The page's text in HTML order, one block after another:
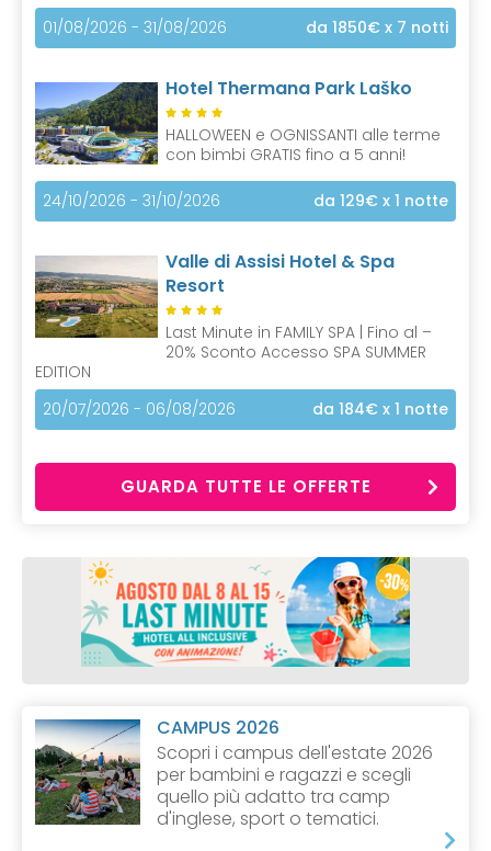
01/08/2026 - 31/08/2026 da 1850€ x 7 notti
Hotel Thermana Park Laško
HALLOWEEN e OGNISSANTI alle terme
con bimbi GRATIS fino a 5 anni!
24/10/2026 - 31/10/2026 da 129€ x 1 notte
Valle di Assisi Hotel & Spa
Resort
Last Minute in FAMILY SPA | Fino al –
20% Sconto Accesso SPA SUMMER
EDITION
20/07/2026 - 06/08/2026
da 184€ x 1 notte
GUARDA TUTTE LE OFFERTE
CAMPUS 2026
Scopri i campus dell'estate 2026
per bambini e ragazzi e scegli
quello più adatto tra camp
d'inglese, sport o tematici.